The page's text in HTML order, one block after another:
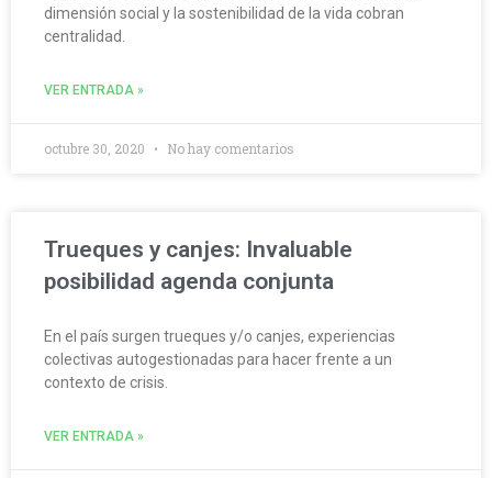
dimensión social y la sostenibilidad de la vida cobran
centralidad.
VER ENTRADA »
octubre 30, 2020 No hay comentarios
Trueques y canjes: Invaluable
posibilidad agenda conjunta
En el país surgen trueques y/o canjes, experiencias
colectivas autogestionadas para hacer frente a un
contexto de crisis.
VER ENTRADA »